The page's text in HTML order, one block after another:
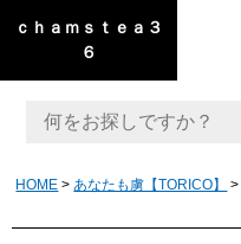
ｃｈａｍｓｔｅａ３
６
HOME あなたも虜【TORICO】